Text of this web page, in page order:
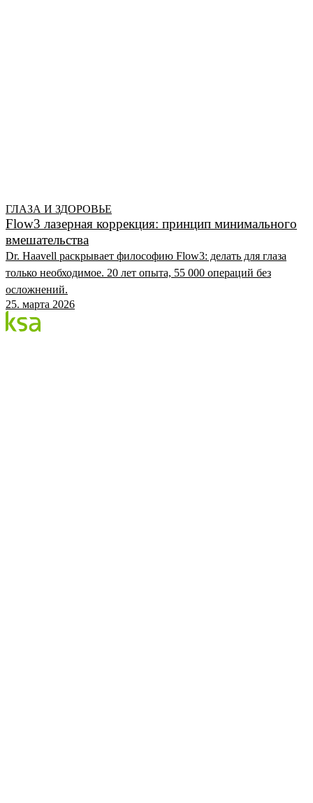
ГЛАЗА И ЗДОРОВЬЕ
Flow3 лазерная коррекция: принцип минимального
вмешательства
Dr. Haavell раскрывает философию Flow3: делать для глаза
только необходимое. 20 лет опыта, 55 000 операций без
осложнений.
25. марта 2026